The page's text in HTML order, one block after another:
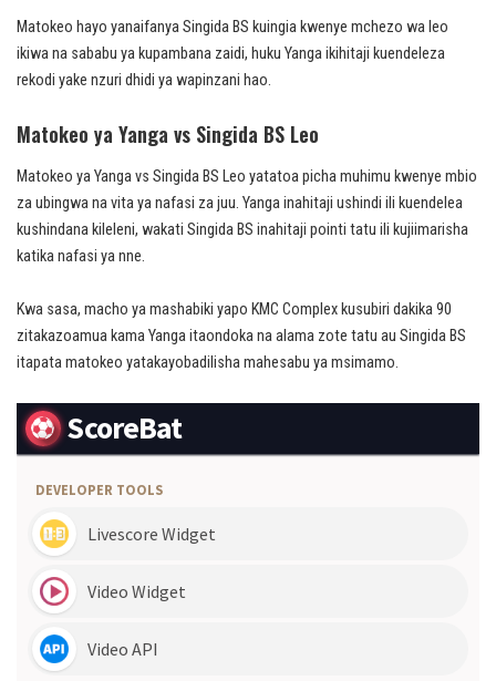
Matokeo hayo yanaifanya Singida BS kuingia kwenye mchezo wa leo
ikiwa na sababu ya kupambana zaidi, huku Yanga ikihitaji kuendeleza
rekodi yake nzuri dhidi ya wapinzani hao.
Matokeo ya Yanga vs Singida BS Leo
Matokeo ya Yanga vs Singida BS Leo yatatoa picha muhimu kwenye mbio
za ubingwa na vita ya nafasi za juu. Yanga inahitaji ushindi ili kuendelea
kushindana kileleni, wakati Singida BS inahitaji pointi tatu ili kujiimarisha
katika nafasi ya nne.
Kwa sasa, macho ya mashabiki yapo KMC Complex kusubiri dakika 90
zitakazoamua kama Yanga itaondoka na alama zote tatu au Singida BS
itapata matokeo yatakayobadilisha mahesabu ya msimamo.